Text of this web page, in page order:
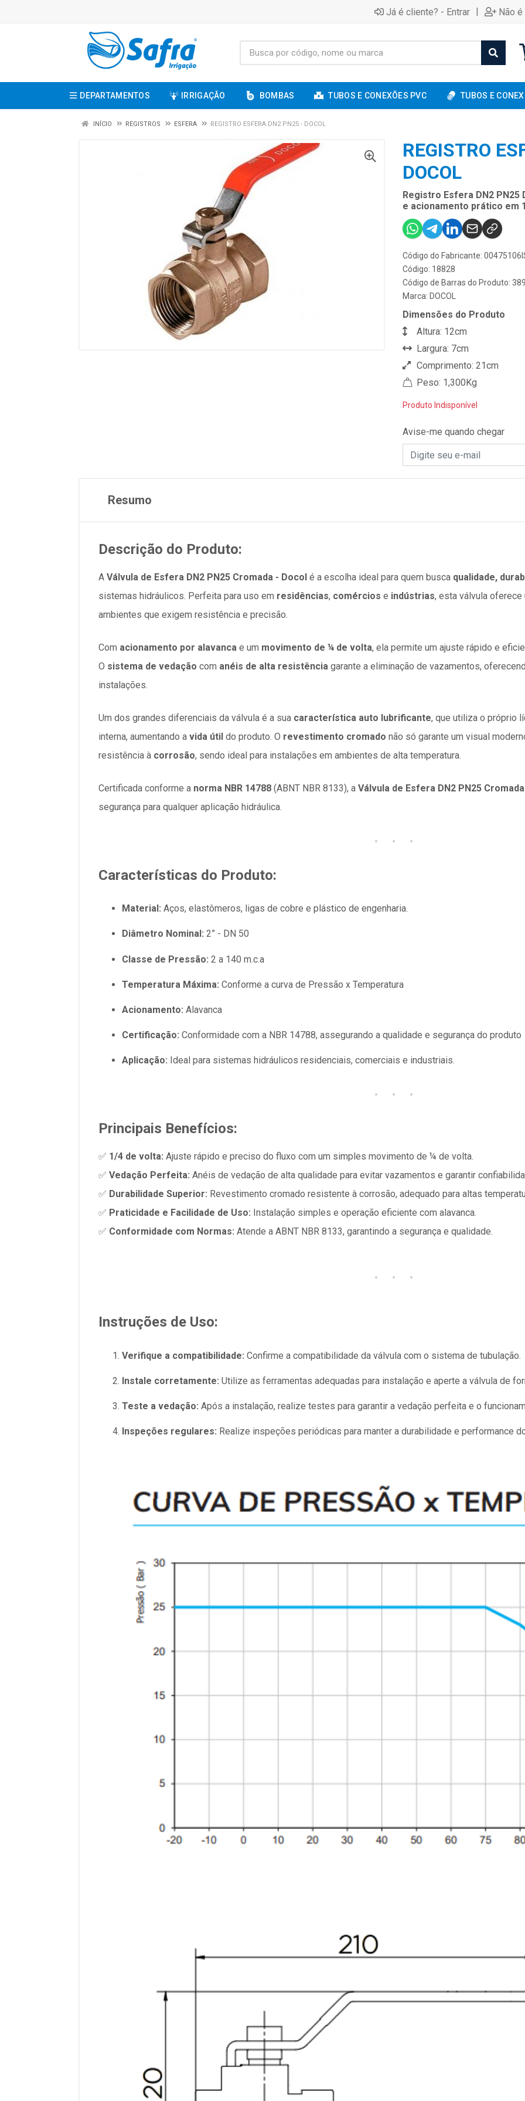
Já é cliente? - Entrar | Não
DEPARTAMENTOS IRRIGAÇÃO BOMBAS TUBOS E CONEXÕES PVC TUBOS E
INÍCIO REGISTROS ESFERA REGISTRO ESFERA DN2 PN25 - DOCOL
REGISTRO
DOCOL
Registro Esfera DN2
e acionamento prático em
Código do Fabricante:
Código: 18828
Código de Barras do Produto:
Marca: DOCOL
Dimensões do Produto
Altura: 12cm
Largura: 7cm
Comprimento: 21cm
Peso: 1,300Kg
Produto Indisponível
Avise-me quando chegar
Resumo
Descrição do Produto:
A Válvula de Esfera DN2 PN25 Cromada - Docol é a escolha ideal para quem busca qualidade,
sistemas hidráulicos. Perfeita para uso em residências, comércios e indústrias, esta válvula
ambientes que exigem resistência e precisão.
Com acionamento por alavanca e um movimento de ¼ de volta, ela permite um ajuste rápido e
O sistema de vedação com anéis de alta resistência garante a eliminação de vazamentos,
instalações.
Um dos grandes diferenciais da válvula é a sua característica auto lubrificante, que utiliza o próprio
interna, aumentando a vida útil do produto. O revestimento cromado não só garante um visual
resistência à corrosão, sendo ideal para instalações em ambientes de alta temperatura.
Certificada conforme a norma NBR 14788 (ABNT NBR 8133), a Válvula de Esfera DN2 PN25 Cromada
segurança para qualquer aplicação hidráulica.
Características do Produto:
Material: Aços, elastômeros, ligas de cobre e plástico de engenharia.
Diâmetro Nominal: 2” - DN 50
Classe de Pressão: 2 a 140 m.c.a
Temperatura Máxima: Conforme a curva de Pressão x Temperatura
Acionamento: Alavanca
Certificação: Conformidade com a NBR 14788, assegurando a qualidade e segurança do produto
Aplicação: Ideal para sistemas hidráulicos residenciais, comerciais e industriais.
Principais Benefícios:
✅ 1/4 de volta: Ajuste rápido e preciso do fluxo com um simples movimento de ¼ de volta.
✅ Vedação Perfeita: Anéis de vedação de alta qualidade para evitar vazamentos e garantir
✅ Durabilidade Superior: Revestimento cromado resistente à corrosão, adequado para altas
✅ Praticidade e Facilidade de Uso: Instalação simples e operação eficiente com alavanca.
✅ Conformidade com Normas: Atende a ABNT NBR 8133, garantindo a segurança e qualidade.
Instruções de Uso:
Verifique a compatibilidade: Confirme a compatibilidade da válvula com o sistema de tubulação.
Instale corretamente: Utilize as ferramentas adequadas para instalação e aperte a válvula de
Teste a vedação: Após a instalação, realize testes para garantir a vedação perfeita e o
Inspeções regulares: Realize inspeções periódicas para manter a durabilidade e performance